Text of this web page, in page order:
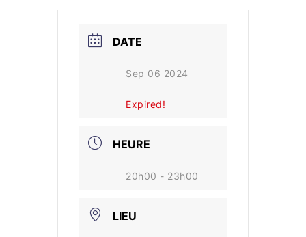
DATE
Sep 06 2024
Expired!
HEURE
20h00 - 23h00
LIEU